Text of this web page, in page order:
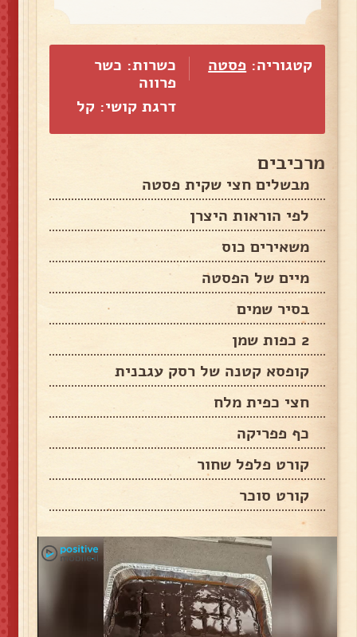
קטגוריה: פסטה
כשרות: כשר
פרווה
דרגת קושי: קל
מרכיבים
מבשלים חצי שקית פסטה
לפי הוראות היצרן
משאירים כוס
מיים של הפסטה
בסיר שמים
2 כפות שמן
קופסא קטנה של רסק עגבנית
חצי כפית מלח
כף פפריקה
קורט פלפל שחור
קורט סוכר